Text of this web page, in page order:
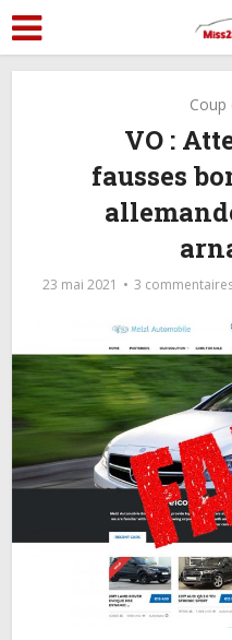
Coup
VO :
fausses
23 mai 2021 3